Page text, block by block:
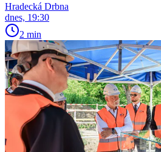
Hradecká Drbna
dnes, 19:30
2 min